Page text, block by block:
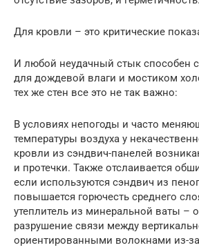
Для кровли – это критические
И любой неудачный стык способен
для дождевой влаги и мостиком
тех же стен все это не так важно:
В условиях непогоды и часто
температуры воздуха у
кровли из сэндвич-панелей
и протечки. Также отслаивается
если используются сэндвич из
повышается горючесть среднего
утеплитель из минеральной ваты –
разрушение связи между
ориентированными волокнами из-